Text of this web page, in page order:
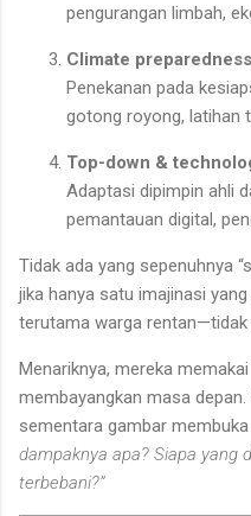
pengurangan limbah,
Climate preparedness
Penekanan pada
gotong royong, latihan
Top-down &
Adaptasi dipimpin ahli
pemantauan digital,
Tidak ada yang sepenuhnya
jika hanya satu imajinasi
terutama warga rentan—tidak
Menariknya, mereka memakai
membayangkan masa
sementara gambar membuka
dampaknya apa? Siapa yang
terbebani?”